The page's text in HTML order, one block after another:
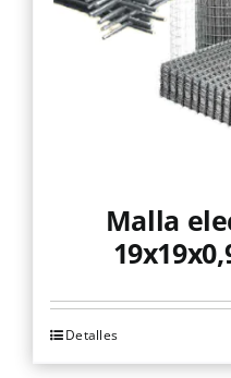
elegir
Malla
Este
producto
Detalles